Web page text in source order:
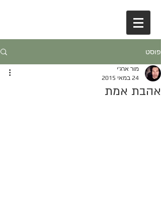
פוסט
אהבת אמת
מור ארג'י
24 במאי 2015